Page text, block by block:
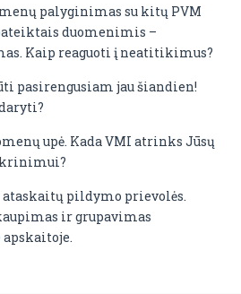
palyginimas su kitų PVM
duomenimis –
Kaip reaguoti į neatitikimus?
pasirengusiam jau šiandien!
upė. Kada VMI atrinks Jūsų
pildymo prievolės.
ir grupavimas